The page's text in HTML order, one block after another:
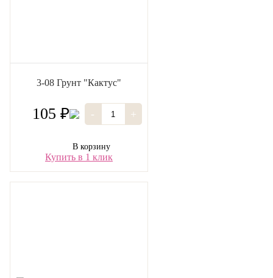
3-08 Грунт "Кактус"
105 ₽ - +
В корзину
Купить в 1 клик